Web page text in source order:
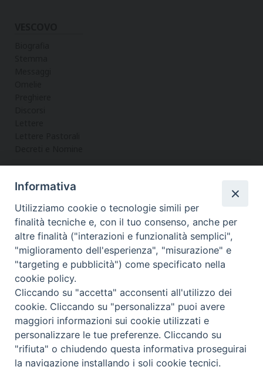
Informazioni
Vicario Generale
Uffici
Servizi
Diocesi di Noto
COPYRIGHT © 2017 - DIOCESI DI NOTO
WEBMASTER PAOLO MANENTI-
t y i
Informativa
Utilizziamo cookie o tecnologie simili per
finalità tecniche e, con il tuo consenso, anche per
altre finalità ("interazioni e funzionalità semplici",
"miglioramento dell'esperienza", "misurazione" e
"targeting e pubblicità") come specificato nella
cookie policy.
Cliccando su "accetta" acconsenti all'utilizzo dei
cookie. Cliccando su "personalizza" puoi avere
maggiori informazioni sui cookie utilizzati e
personalizzare le tue preferenze. Cliccando su
"rifiuta" o chiudendo questa informativa proseguirai
la navigazione installando i soli cookie tecnici.